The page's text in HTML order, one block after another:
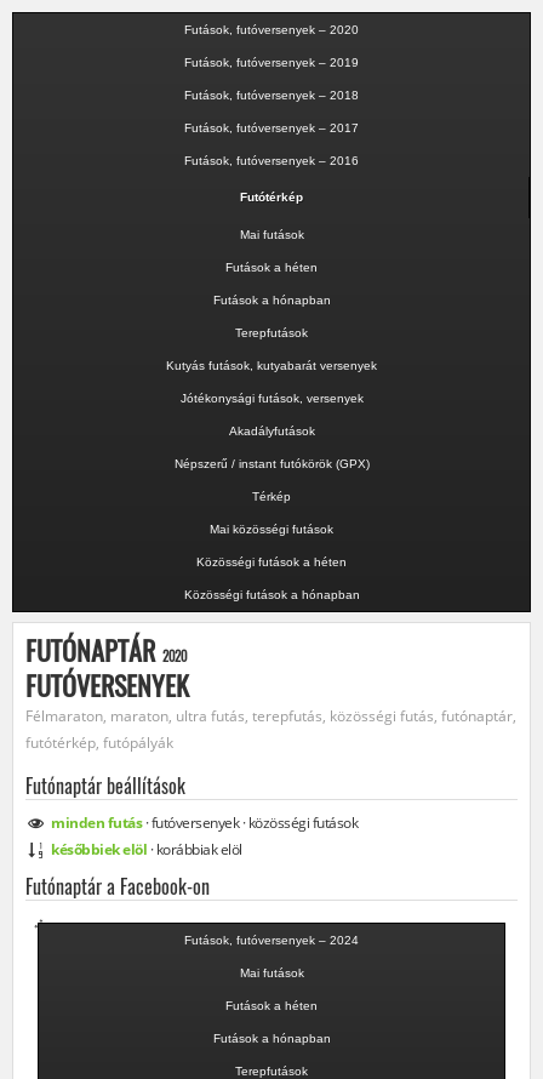
Futások, futóversenyek – 2020
Futások, futóversenyek – 2019
Futások, futóversenyek – 2018
Futások, futóversenyek – 2017
Futások, futóversenyek – 2016
Futótérkép
Mai futások
Futások a héten
Futások a hónapban
Terepfutások
Kutyás futások, kutyabarát versenyek
Jótékonysági futások, versenyek
Akadályfutások
Népszerű / instant futókörök (GPX)
Térkép
Mai közösségi futások
Közösségi futások a héten
Közösségi futások a hónapban
FUTÓNAPTÁR 2020
FUTÓVERSENYEK
Félmaraton, maraton, ultra futás, terepfutás, közösségi futás, futónaptár,
futótérkép, futópályák
Futónaptár beállítások
mindenfutás·futóversenyek·közösségifutások
későbbiek elöl ·korábbiak elöl
Futónaptár a Facebook-on
Futások, futóversenyek – 2024
Mai futások
Futások a héten
Futások a hónapban
Terepfutások